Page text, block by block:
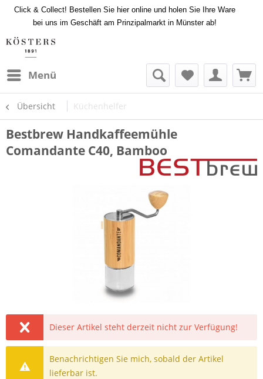
Click & Collect! Bestellen Sie hier online und holen Sie Ihre Ware
bei uns im Geschäft am Prinzipalmarkt in Münster ab!
Menü
Übersicht Küchenhelfer
Bestbrew Handkaffeemühle
Comandante C40, Bamboo
Dieser Artikel steht derzeit nicht zur Verfügung!
Benachrichtigen Sie mich, sobald der Artikel
lieferbar ist.